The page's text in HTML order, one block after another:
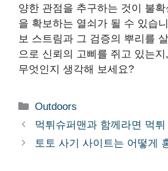
양한 관점을 추구하는 것이 불
을 확보하는 열쇠가 될 수 있습
보 스트림과 그 검증의 뿌리를
으로 신뢰의 고삐를 쥐고 있는
무엇인지 생각해 보세요?
Categories
Outdoors
먹튀슈퍼맨과 함께라면 먹
토토 사기 사이트는 어떻게